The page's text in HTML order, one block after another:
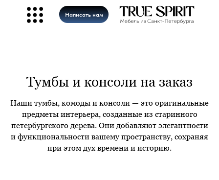
Написать нам
Тумбы и консоли на заказ
Наши тумбы, комоды и консоли — это оригинальные
предметы интерьера, созданные из старинного
петербургского дерева. Они добавляют элегантности
и функциональности вашему пространству, сохраняя
при этом дух времени и историю.